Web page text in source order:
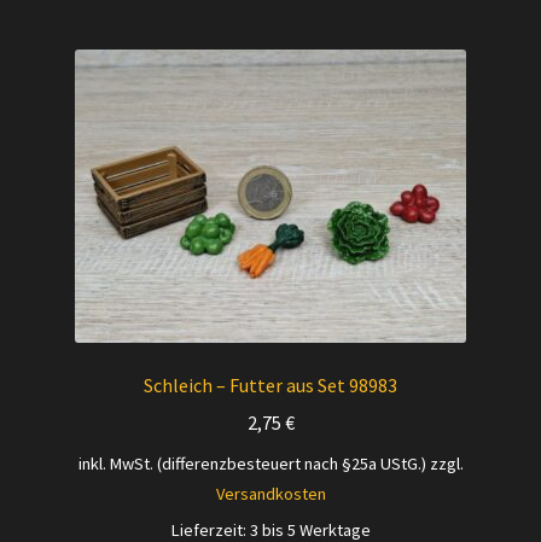
Widerrufsbelehrung
Datenschutzerklärung
Impressum
Versand + Wichtige Infos
Schleich – Futter aus Set 98983
2,75 €
inkl. MwSt. (differenzbesteuert nach §25a UStG.) zzgl.
Versandkosten
Lieferzeit: 3 bis 5 Werktage